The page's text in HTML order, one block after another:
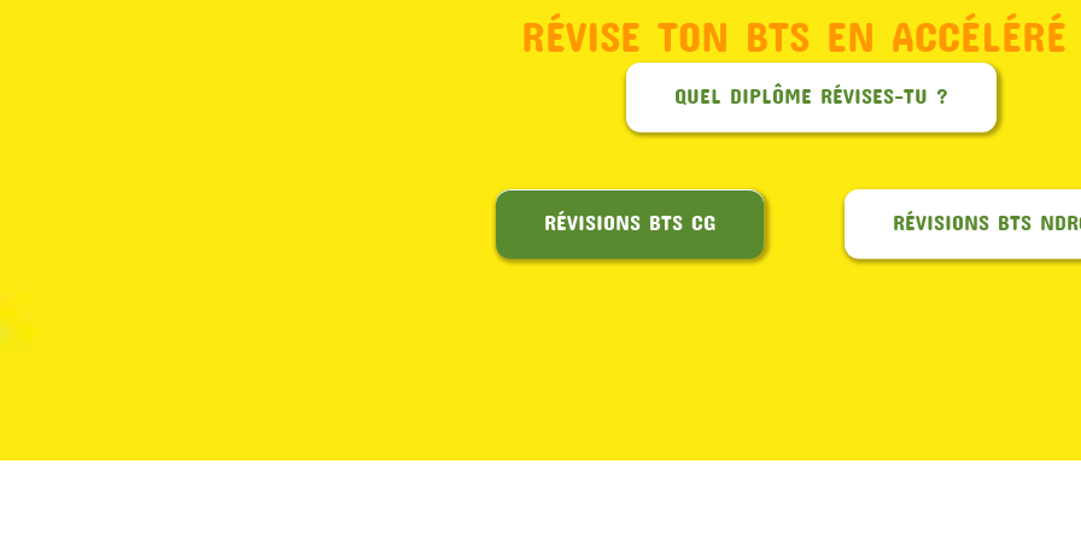
RÉVISE TON BTS EN
QUEL DIPLÔME RÉVISES-TU ?
RÉVISIONS BTS CG RÉVISIONS BTS